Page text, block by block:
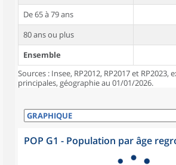
De 65 à 79 ans
80 ans ou plus
Ensemble
Sources : Insee, RP2012, RP2017 et RP2023,
principales, géographie au 01/01/2026.
POP G1 - Population par âge